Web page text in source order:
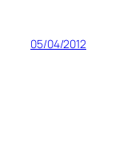
05/04/2012